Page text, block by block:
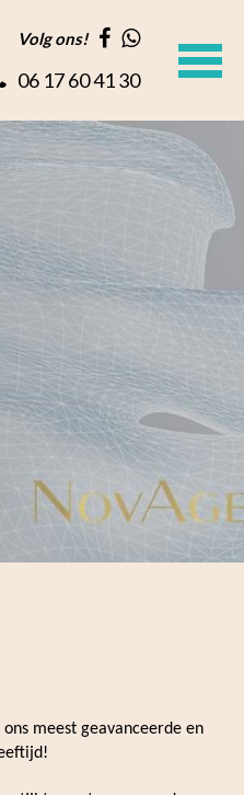
Volg ons!
06 17 60 41 30
meest geavanceerde en